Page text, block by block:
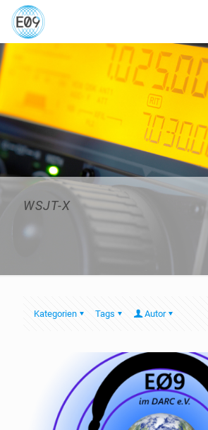
WSJT-X
Kategorien Tags Autor